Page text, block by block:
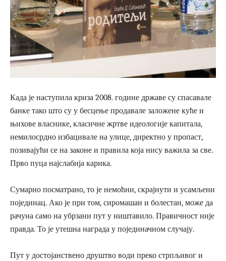
Када је наступила криза 2008. године државе су спасавале
банке тако што су у бесцење продавале заложене куће и
њихове власнике, класичне жртве идеологије капитала,
немилосрдно избацивале на улице, директно у пропаст,
позивајући се на законе и правила која нису важила за све.
Прво пуца најслабија карика.
Сумарно посматрано, то је немоћни, скрајнути и усамљени
појединац. Ако је при том, сиромашан и болестан, може да
рачуна само на убрзани пут у ништавило. Правичност није
правда. То је утешна награда у појединачном случају.
Пут у достојанствено друштво води преко стрпљивог и